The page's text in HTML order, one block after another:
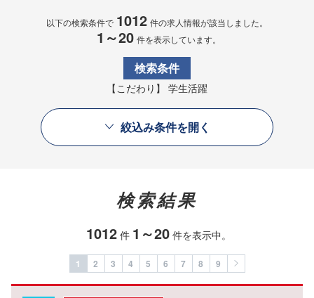
以下の検索条件で 1012 件の求人情報が該当しました。
1～20 件を表示しています。
検索条件
【こだわり】 学生活躍
絞込み条件を開く
検索結果
1012 件 1～20 件を表示中。
1 2 3 4 5 6 7 8 9